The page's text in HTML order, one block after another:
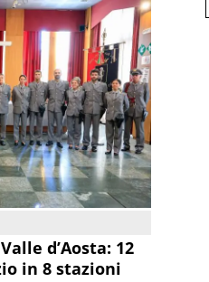
d’Aosta: 12
in 8 stazioni